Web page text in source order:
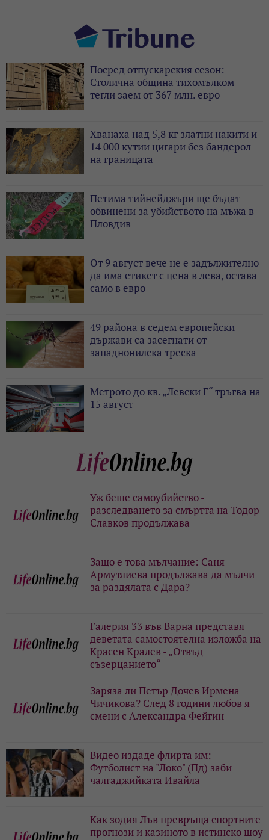
Посред отпускарския сезон:
Столична община тихомълком
тегли заем от 367 млн. евро
Хванаха над 5,8 кг златни накити и
14 000 кутии цигари без бандерол
на границата
Петима тийнейджъри ще бъдат
обвинени за убийството на мъжа в
Пловдив
От 9 август вече не е задължително
да има етикет с цена в лева, остава
само в евро
49 района в седем европейски
държави са засегнати от
западнонилска треска
Метрото до кв. „Левски Г“ тръгва на
15 август
Уж беше самоубийство -
разследването за смъртта на Тодор
Славков продължава
Защо е това мълчание: Саня
Армутлиева продължава да мълчи
за раздялата с Дара?
Галерия 33 във Варна представя
деветата самостоятелна изложба на
Красен Кралев - „Отвъд
съзерцанието“
Заряза ли Петър Дочев Ирмена
Чичикова? След 8 години любов я
смени с Александра Фейгин
Видео издаде флирта им:
Футболист на "Локо" (Пд) заби
чалгаджийката Ивайла
Как зодия Лъв превръща спортните
прогнози и казиното в истинско шоу